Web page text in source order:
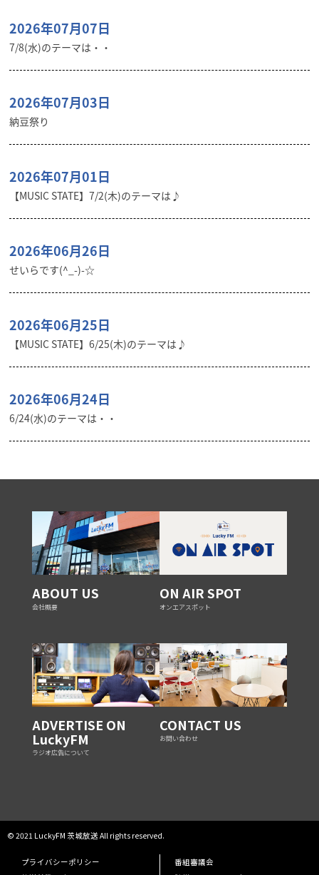
2026年07月07日
7/8(水)のテーマは・・
2026年07月03日
納豆祭り
2026年07月01日
【MUSIC STATE】7/2(木)のテーマは♪
2026年06月26日
せいらです(^_-)-☆
2026年06月25日
【MUSIC STATE】6/25(木)のテーマは♪
2026年06月24日
6/24(水)のテーマは・・
ABOUT US
会社概要
ON AIR SPOT
オンエアスポット
ADVERTISE ON
LuckyFM
ラジオ広告について
CONTACT US
お問い合わせ
© 2021 LuckyFM 茨城放送 All rights reserved.
プライバシーポリシー
番組審議会